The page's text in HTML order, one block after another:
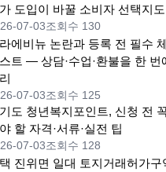
도입이 바꿀 소비자 선택지도
07-03조회수 130
에비뉴 논란과 등록 전 필수
트 — 상담·수업·환불을 한 번
07-03조회수 125
도 청년복지포인트, 신청 전
할 자격·서류·실전 팁
07-03조회수 128
진위면 일대 토지거래허가구